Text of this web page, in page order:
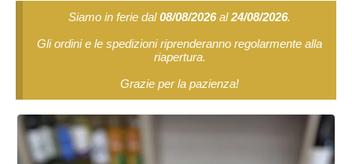
Siamo in ferie dal08/08/2026al24/08/2026.
Gli ordini e le spedizioni riprenderanno regolarmente alla
riapertura.
Grazie per la pazienza!